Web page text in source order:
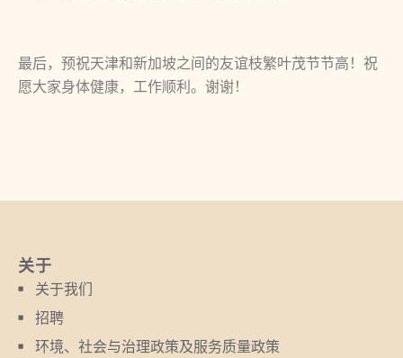
最后，预祝天津和新加坡之间的友谊枝繁叶茂节节高！祝
愿大家身体健康，工作顺利。谢谢！
关于
关于我们
招聘
环境、社会与治理政策及服务质量政策